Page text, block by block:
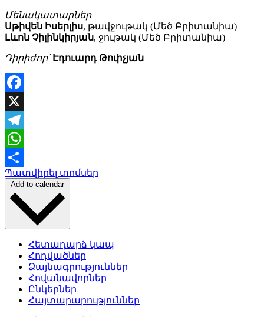
Մենակատարներ
Սթիվեն Իսերլիս, թավջութակ (Մեծ Բրիտանիա)
Լևոն Չիլինկիրյան, ջութակ (Մեծ Բրիտանիա)
Դիրիժոր՝ Էդուարդ Թոփչյան
Facebook
X
Telegram
WhatsApp
Share
Պատվիրել տոմսեր
Add to calendar
Հետադարձ կապ
Հոդվածներ
Ձայնագրություններ
Հովանավորներ
Ընկերներ
Հայտարարություններ